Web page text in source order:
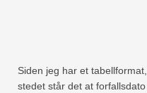
Siden jeg har et
stedet står det at